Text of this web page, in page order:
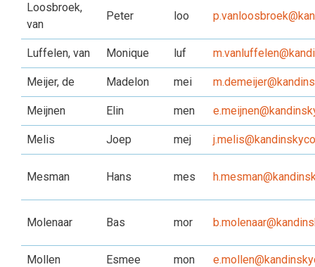
Loosbroek,
van
Peter loo
Luffelen, van Monique luf
Meijer, de Madelon mei
Meijnen Elin men
Melis Joep mej
Mesman Hans mes
Molenaar Bas mor
Mollen Esmee mon